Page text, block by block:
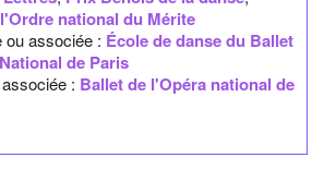
national du Mérite
ou associée : École de danse du Ballet
de Paris
: Ballet de l'Opéra national de